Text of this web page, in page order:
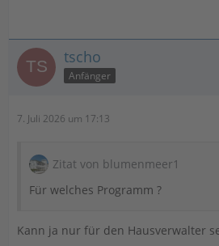
tscho
Anfänger
7. Juli 2026 um 17:13
Zitat von blumenmeer1
Für welches Programm ?
Kann ja nur für den Hausverwalter